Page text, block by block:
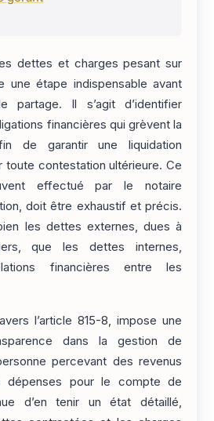
dettes et charges pesant sur
une étape indispensable avant
partage. Il s’agit d’identifier
financières qui grèvent la
de garantir une liquidation
toute contestation ultérieure. Ce
effectué par le notaire
doit être exhaustif et précis.
les dettes externes, dues à
que les dettes internes,
financières entre les
l’article 815-8, impose une
dans la gestion de
percevant des revenus
dépenses pour le compte de
d’en tenir un état détaillé,